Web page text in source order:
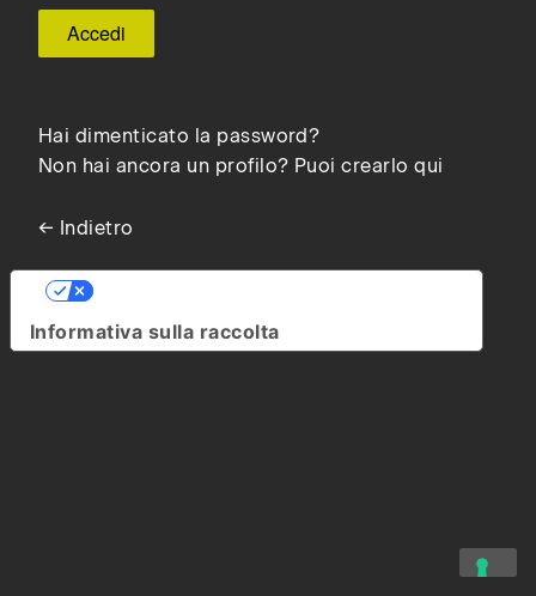
Hai dimenticato la password?
Non hai ancora un profilo? Puoi crearlo qui
← Indietro
Informativa sulla raccolta
Le tue preferenze relative alla privacy